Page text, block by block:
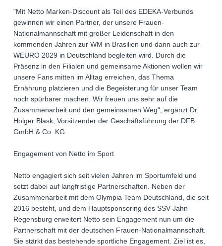
"Mit Netto Marken-Discount als Teil des EDEKA-Verbunds
gewinnen wir einen Partner, der unsere Frauen-
Nationalmannschaft mit großer Leidenschaft in den
kommenden Jahren zur WM in Brasilien und dann auch zur
WEURO 2029 in Deutschland begleiten wird. Durch die
Präsenz in den Filialen und gemeinsame Aktionen wollen wir
unsere Fans mitten im Alltag erreichen, das Thema
Ernährung platzieren und die Begeisterung für unser Team
noch spürbarer machen. Wir freuen uns sehr auf die
Zusammenarbeit und den gemeinsamen Weg", ergänzt Dr.
Holger Blask, Vorsitzender der Geschäftsführung der DFB
GmbH & Co. KG.
Engagement von Netto im Sport
Netto engagiert sich seit vielen Jahren im Sportumfeld und
setzt dabei auf langfristige Partnerschaften. Neben der
Zusammenarbeit mit dem Olympia Team Deutschland, die seit
2016 besteht, und dem Hauptsponsoring des SSV Jahn
Regensburg erweitert Netto sein Engagement nun um die
Partnerschaft mit der deutschen Frauen-Nationalmannschaft.
Sie stärkt das bestehende sportliche Engagement. Ziel ist es,